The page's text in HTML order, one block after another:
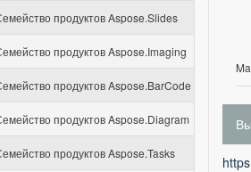
продуктов Aspose.Slides
продуктов Aspose.Imaging
продуктов Aspose.BarCode
продуктов Aspose.Diagram
продуктов Aspose.Tasks